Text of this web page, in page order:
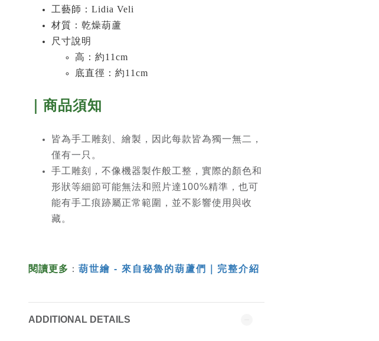
工藝師：Lidia Veli
材質：乾燥葫蘆
尺寸說明
高：約11cm
底直徑：約11cm
｜商品須知
皆為手工雕刻、繪製，因此每款皆為獨一無二，
僅有一只。
手工雕刻，不像機器製作般工整，實際的顏色和
形狀等細節可能無法和照片達100%精準，也可
能有手工痕跡屬正常範圍，並不影響使用與收
藏。
閱讀更多 ： 葫世繪 - 來自秘魯的葫蘆們｜完整介紹
ADDITIONAL DETAILS